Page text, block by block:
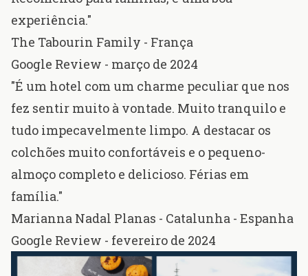
experiência."
The Tabourin Family - França
Google Review - março de 2024
"É um hotel com um charme peculiar que nos
fez sentir muito à vontade. Muito tranquilo e
tudo impecavelmente limpo. A destacar os
colchões muito confortáveis e o pequeno-
almoço completo e delicioso. Férias em
família."
Marianna Nadal Planas - Catalunha - Espanha
Google Review - fevereiro de 2024